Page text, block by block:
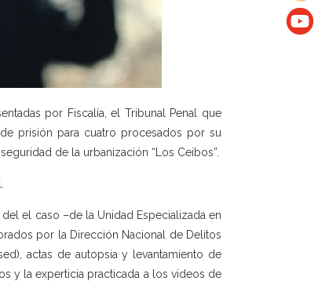
por Fiscalía, el Tribunal Penal que
prisión para cuatro procesados por su
de la urbanización “Los Ceibos”.
el caso –de la Unidad Especializada en
por la Dirección Nacional de Delitos
actas de autopsia y levantamiento de
y la experticia practicada a los videos de